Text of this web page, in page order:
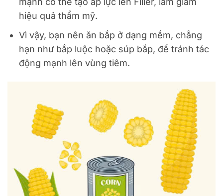
hiệu quả thẩm mỹ.
Vì vậy, bạn nên ăn bắp ở dạng mềm, chẳng
hạn như bắp luộc hoặc súp bắp, để tránh tác
động mạnh lên vùng tiêm.